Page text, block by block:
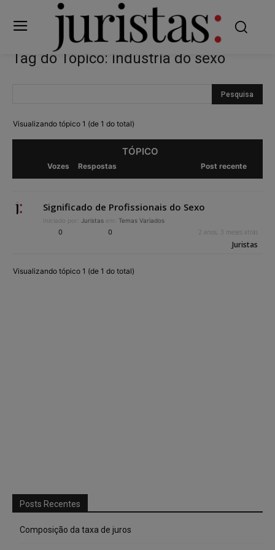
Tag do Tópico: indústria do sexo
Visualizando tópico 1 (de 1 do total)
TÓPICO
Vozes Respostas Post recente
Significado de Profissionais do Sexo
Iniciado por: Juristas em: Temas Variados
0 0 2 anos, 3 meses atrás
Juristas
Visualizando tópico 1 (de 1 do total)
Posts Recentes
Composição da taxa de juros